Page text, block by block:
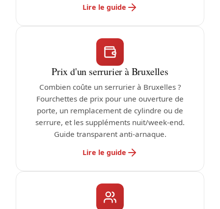
Lire le guide
Prix d'un serrurier à Bruxelles
Combien coûte un serrurier à Bruxelles ?
Fourchettes de prix pour une ouverture de
porte, un remplacement de cylindre ou de
serrure, et les suppléments nuit/week-end.
Guide transparent anti-arnaque.
Lire le guide